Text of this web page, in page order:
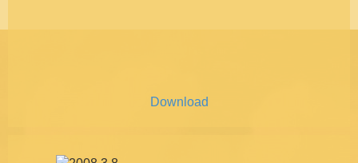
Download